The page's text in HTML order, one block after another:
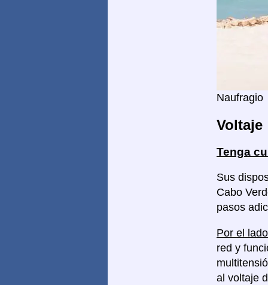
Naufragio
Voltaje
Tenga
Sus
Cabo
pasos
Por el
red y
al voltaje